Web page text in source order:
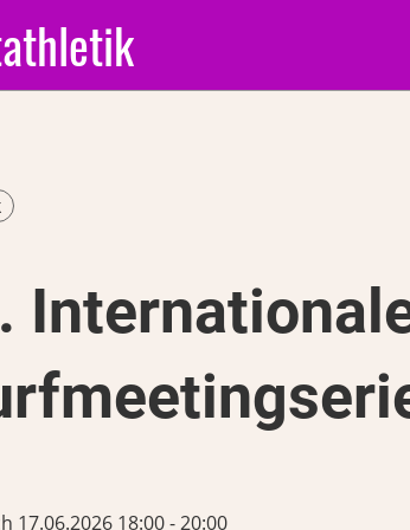
17.06.2026 18:00 - 20:00